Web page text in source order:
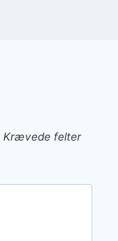
Krævede felter